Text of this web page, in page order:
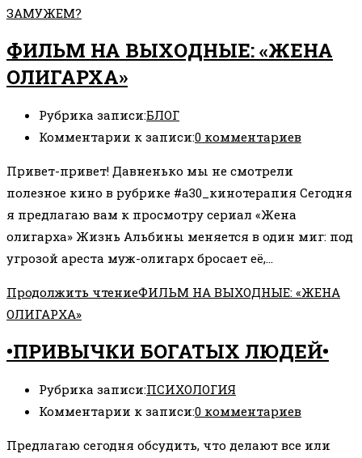
ЗАМУЖЕМ?
ФИЛЬМ НА ВЫХОДНЫЕ: «ЖЕНА
ОЛИГАРХА»
Рубрика записи:БЛОГ
Комментарии к записи:0 комментариев
Привет-привет! Давненько мы не смотрели
полезное кино в рубрике #а30_кинотерапия Сегодня
я предлагаю вам к просмотру сериал «Жена
олигарха» Жизнь Альбины меняется в один миг: под
угрозой ареста муж-олигарх бросает её,…
Продолжить чтениеФИЛЬМ НА ВЫХОДНЫЕ: «ЖЕНА
ОЛИГАРХА»
•ПРИВЫЧКИ БОГАТЫХ ЛЮДЕЙ•
Рубрика записи:ПСИХОЛОГИЯ
Комментарии к записи:0 комментариев
Предлагаю сегодня обсудить, что делают все или